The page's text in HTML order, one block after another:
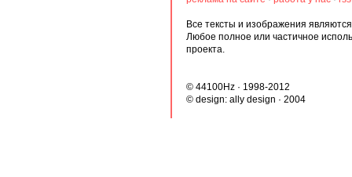
Все тексты и изображения
Любое полное или частичное
проекта.
© 44100Hz · 1998-2012
© design: ally design · 2004